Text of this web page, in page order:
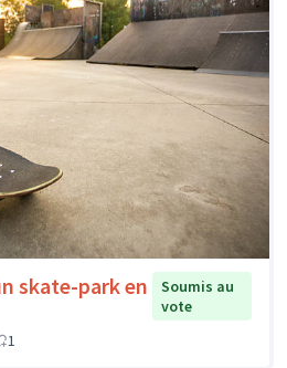
skate-park en
Soumis au
vote
1